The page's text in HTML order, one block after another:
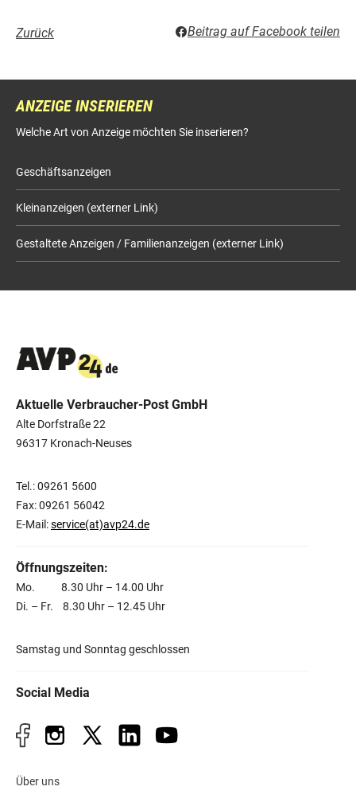
Zurück Beitrag auf Facebook teilen
ANZEIGE INSERIEREN
Welche Art von Anzeige möchten Sie inserieren?
Geschäftsanzeigen
Kleinanzeigen (externer Link)
Gestaltete Anzeigen / Familienanzeigen (externer Link)
Aktuelle Verbraucher-Post GmbH
Alte Dorfstraße 22
96317 Kronach-Neuses
Tel.: 09261 5600
Fax: 09261 56042
E-Mail:service(at)avp24.de
Öffnungszeiten:
Mo. 8.30 Uhr – 14.00 Uhr
Di. – Fr. 8.30 Uhr – 12.45 Uhr
Samstag und Sonntag geschlossen
Social Media
Über uns